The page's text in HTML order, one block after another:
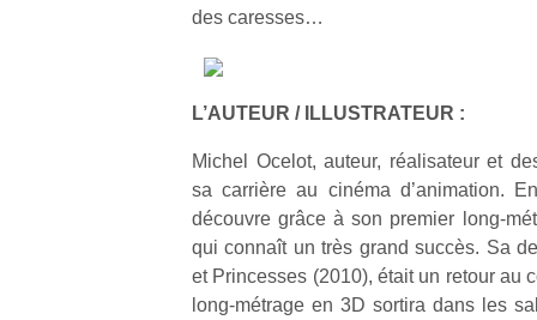
des caresses…
L’AUTEUR / ILLUSTRATEUR :
Michel Ocelot, auteur, réalisateur et
sa carrière au cinéma d’animation.
découvre grâce à son premier long-
qui connaît un très grand succès. Sa
et Princesses (2010), était un retour au
long-métrage en 3D sortira dans les
NextGen,
nouvelle
trottinette
mécanique
Beeper
Les
enfants
trampolines
pour les
grands et
les petits !
Durant les
vacances